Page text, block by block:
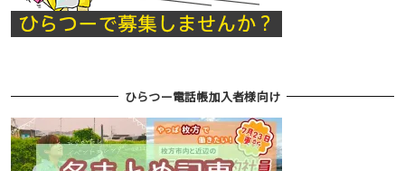
ひらつー電話帳加入者様向け